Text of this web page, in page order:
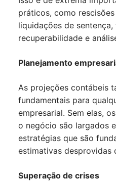
práticos, como
liquidações de
recuperabilidade e
Planejamento
As projeções contábeis
fundamentais para
empresarial. Sem elas,
o negócio são largados
estratégias que são
estimativas desprovidas
Superação de crises